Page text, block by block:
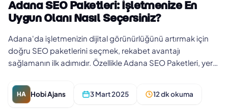
Adana SEO Paketleri: İşletmenize En
Uygun Olanı Nasıl Seçersiniz?
Adana'da işletmenizin dijital görünürlüğünü artırmak için
doğru SEO paketlerini seçmek, rekabet avantajı
sağlamanın ilk adımıdır. Özellikle Adana SEO Paketleri, yerel
HA Hobi Ajans 3 Mart 2025 12 dk okuma